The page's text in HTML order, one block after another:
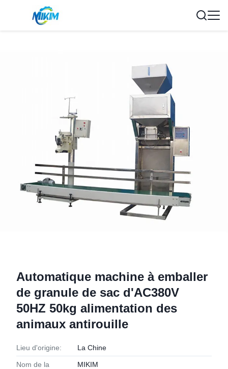
Automatique machine à emballer
de granule de sac d'AC380V
50HZ 50kg alimentation des
animaux antirouille
Lieu d'origine: La Chine
Nom de la
MIKIM